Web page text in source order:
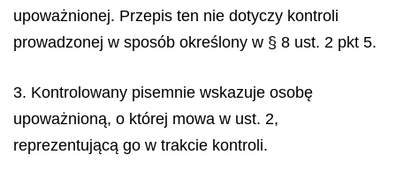
upoważnionej. Przepis ten nie dotyczy kontroli
prowadzonej w sposób określony w § 8 ust. 2 pkt 5.
3. Kontrolowany pisemnie wskazuje osobę
upoważnioną, o której mowa w ust. 2,
reprezentującą go w trakcie kontroli.